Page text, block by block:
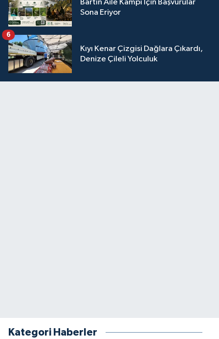
Bartın Aile Kampı İçin Başvurular
Sona Eriyor
Kıyı Kenar Çizgisi Dağlara Çıkardı,
Denize Çileli Yolculuk
6
Kategori Haberler